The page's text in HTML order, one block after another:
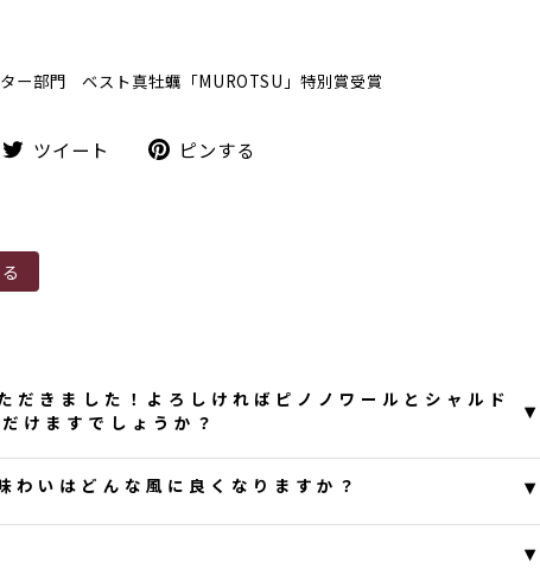
ー部門 ベスト真牡蠣「MUROTSU」特別賞受賞
ツイート
ツ
ピンする
きました！よろしければピノノワールとシャルド
けますでしょうか？
▾
います。
わいはどんな風に良くなりますか？ ▾
▾